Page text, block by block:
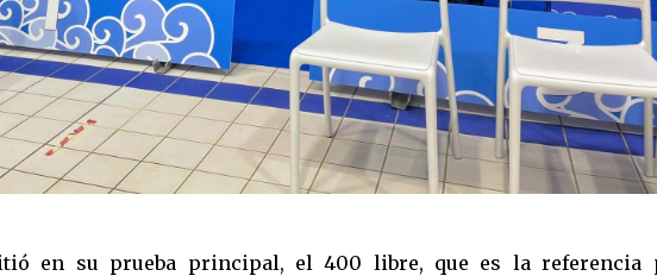
en su prueba principal, el 400 libre, que es la referencia